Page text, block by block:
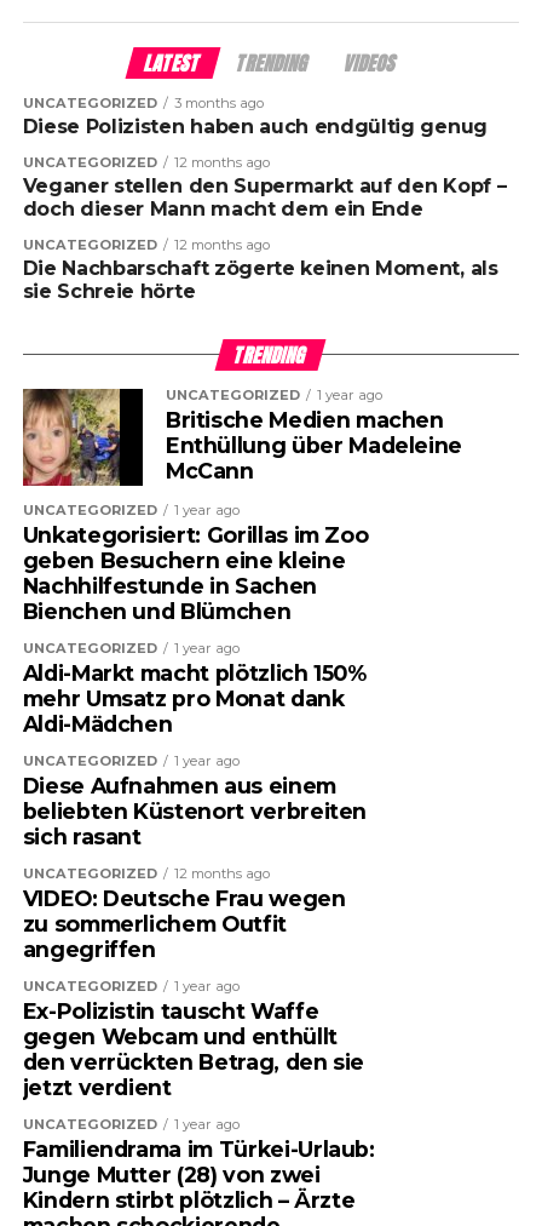
LATEST TRENDING VIDEOS
UNCATEGORIZED 3 months ago
Diese Polizisten haben auch endgültig genug
UNCATEGORIZED 12 months ago
Veganer stellen den Supermarkt auf den Kopf –
doch dieser Mann macht dem ein Ende
UNCATEGORIZED 12 months ago
Die Nachbarschaft zögerte keinen Moment, als
sie Schreie hörte
TRENDING
UNCATEGORIZED 1 year ago
Britische Medien machen
Enthüllung über Madeleine
McCann
UNCATEGORIZED 1 year ago
Unkategorisiert: Gorillas im Zoo
geben Besuchern eine kleine
Nachhilfestunde in Sachen
Bienchen und Blümchen
UNCATEGORIZED 1 year ago
Aldi-Markt macht plötzlich 150%
mehr Umsatz pro Monat dank
Aldi-Mädchen
UNCATEGORIZED 1 year ago
Diese Aufnahmen aus einem
beliebten Küstenort verbreiten
sich rasant
UNCATEGORIZED 12 months ago
VIDEO: Deutsche Frau wegen
zu sommerlichem Outfit
angegriffen
UNCATEGORIZED 1 year ago
Ex-Polizistin tauscht Waffe
gegen Webcam und enthüllt
den verrückten Betrag, den sie
jetzt verdient
UNCATEGORIZED 1 year ago
Familiendrama im Türkei-Urlaub:
Junge Mutter (28) von zwei
Kindern stirbt plötzlich – Ärzte